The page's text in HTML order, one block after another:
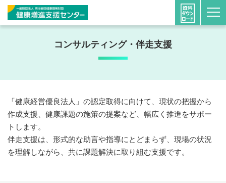
ホーム 健康経営の推進に向けた支援 コンサルティング・伴
コンサルティング・伴走支援
「健康経営優良法人」の認定取得に向けて、現状の把握から
作成支援、健康課題の施策の提案など、幅広く推進をサポー
トします。
伴走支援は、形式的な助言や指導にとどまらず、現場の状況
を理解しながら、共に課題解決に取り組む支援です。